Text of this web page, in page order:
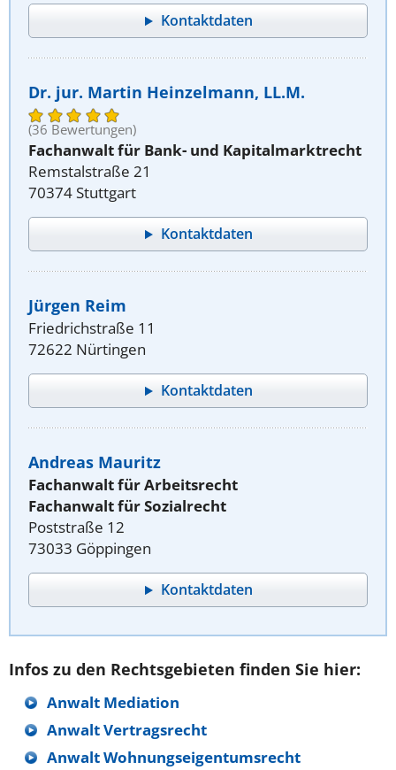
Kontaktdaten
Dr. jur. Martin Heinzelmann, LL.M.
(36 Bewertungen)
Fachanwalt für Bank- und Kapitalmarktrecht
Remstalstraße 21
70374 Stuttgart
Kontaktdaten
Jürgen Reim
Friedrichstraße 11
72622 Nürtingen
Kontaktdaten
Andreas Mauritz
Fachanwalt für Arbeitsrecht
Fachanwalt für Sozialrecht
Poststraße 12
73033 Göppingen
Kontaktdaten
Infos zu den Rechtsgebieten finden Sie hier:
Anwalt Mediation
Anwalt Vertragsrecht
Anwalt Wohnungseigentumsrecht